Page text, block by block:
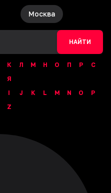
Москва
НАЙТИ
К Л М Н О П Р
С
Я
I J K L M N O
P
Z